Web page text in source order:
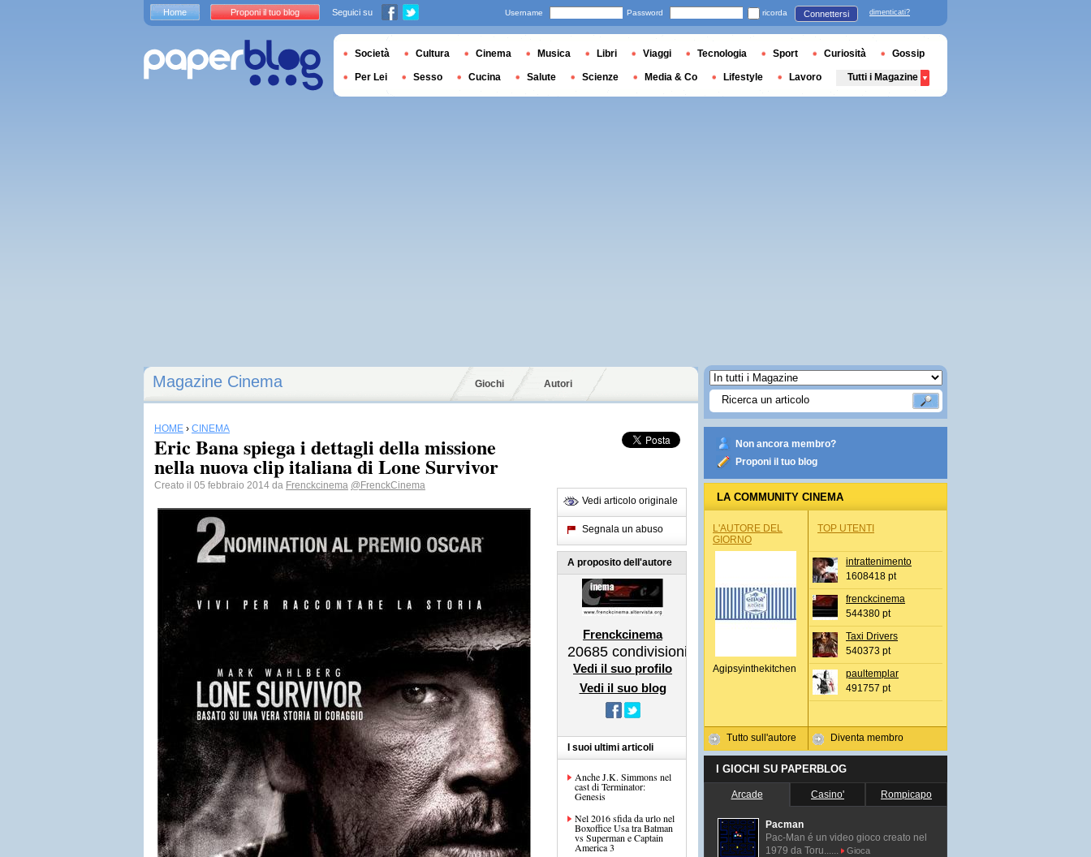
Magazine Cinema Giochi Autori
HOME › CINEMA
Eric Bana spiega i dettagli della missione
nella nuova clip italiana di Lone Survivor
Creato il 05 febbraio 2014 da Frenckcinema @FrenckCinema
Vedi articolo originale
Segnala un abuso
A proposito dell'autore
Frenckcinema
20685 condivisioni
Vedi il suo profilo
Vedi il suo blog
I suoi ultimi articoli
Anche J.K. Simmons nel
cast di Terminator:
Genesis
Nel 2016 sfida da urlo nel
Boxoffice Usa tra Batman
vs Superman e Captain
America 3
Non ancora membro?
Proponi il tuo blog
LA COMMUNITY CINEMA
L'AUTORE DEL
GIORNO
Agipsyinthekitchen
Tutto sull'autore
TOP UTENTI
intrattenimento
1608418 pt
frenckcinema
544380 pt
Taxi Drivers
540373 pt
paultemplar
491757 pt
Diventa membro
I GIOCHI SU PAPERBLOG
Arcade Casino' Rompicapo
Pacman
Pac-Man é un video gioco creato nel
1979 da Toru......
Gioca
Home Proponi il tuo blog Seguici su Username Password ricorda Connettersi dimenticati?
Società Cultura Cinema Musica Libri Viaggi Tecnologia Sport Curiosità Gossip
Per Lei Sesso Cucina Salute Scienze Media & Co Lifestyle Lavoro Tutti i Magazine